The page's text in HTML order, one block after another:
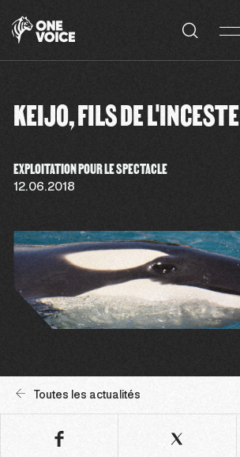
KEIJO, FILS DE L'INCESTE
EXPLOITATION POUR LE SPECTACLE
12.06.2018
Toutes les actualités